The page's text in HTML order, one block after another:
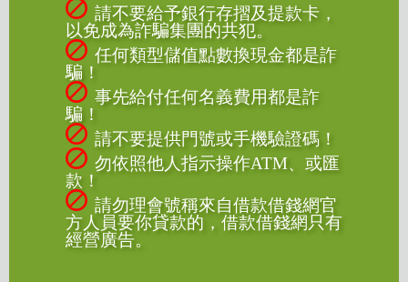
請不要給予銀行存摺及提款卡，
以免成為詐騙集團的共犯。
任何類型儲值點數換現金都是詐
騙！
事先給付任何名義費用都是詐
騙！
請不要提供門號或手機驗證碼！
勿依照他人指示操作ATM、或匯
款！
請勿理會號稱來自借款借錢網官
方人員要你貸款的，借款借錢網只有
經營廣告。